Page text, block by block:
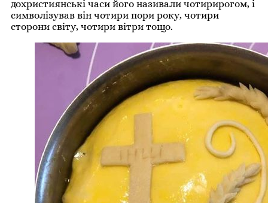
дохристиянські часи його називали чотирирогом, і
символізував він чотири пори року, чотири
сторони світу, чотири вітри тощо.